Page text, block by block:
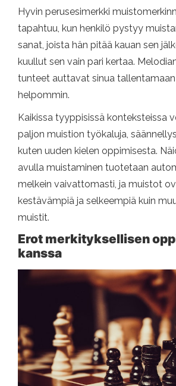
Hyvin perusesimerkki
tapahtuu, kun henkilö pystyy
sanat, joista hän pitää kauan sen
kuullut sen vain pari kertaa.
tunteet auttavat sinua
helpommin.
Kaikissa tyyppisissä konteksteissa
paljon muistion työkaluja,
kuten uuden kielen oppimisesta.
avulla muistaminen tuotetaan
melkein vaivattomasti, ja muistot
kestävämpiä ja selkeempiä kuin
muistit.
Erot merkityksellisen
kanssa